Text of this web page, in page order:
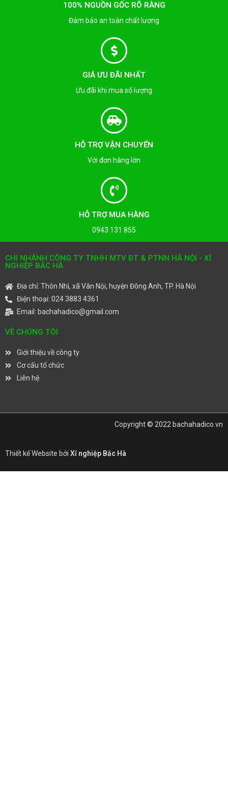
100% NGUỒN GỐC RÕ RÀNG
Đảm bảo an toàn chất lượng
GIÁ ƯU ĐÃI NHẤT
Ưu đãi khi mua số lượng
HỖ TRỢ VẬN CHUYỂN
Với đơn hàng lớn
HỖ TRỢ MUA HÀNG
0943 131 855
CHI NHÁNH CÔNG TY TNHH MTV ĐT & PTNN HÀ NỘI - XÍ
NGHIỆP BẮC HÀ
Địa chỉ: Thôn Nhì, xã Vân Nội, huyện Đông Anh, TP. Hà Nội
Điện thoại: 024 3883 4361
Email: bachahadico@gmail.com
VỀ CHÚNG TÔI
Giới thiệu về công ty
Cơ cấu tổ chức
Liên hệ
Copyright © 2022 bachahadico.vn
Thiết kế Website bởi Xí nghiệp Bắc Hà